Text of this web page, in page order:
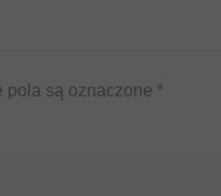
pola są oznaczone *